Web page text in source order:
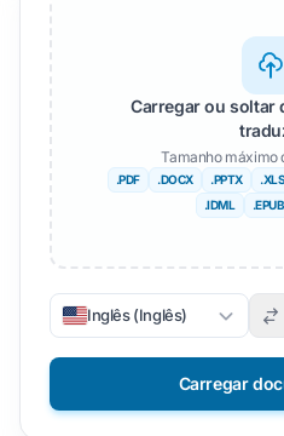
Carregar ou soltar
Tamanho máximo
.PDF .DOCX .PPTX
.IDML
.EPUB
Inglês (Inglês)
Carregar